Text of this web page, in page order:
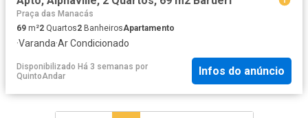
Praça das Manacás
69 m²2 Quartos2 BanheirosApartamento
·Varanda·Ar Condicionado
Disponibilizado Há 3 semanas por
QuintoAndar
Infos do anúncio